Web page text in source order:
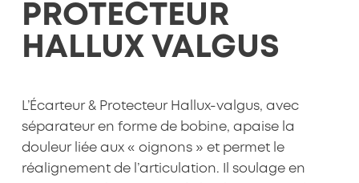
PROTECTEUR
HALLUX VALGUS
L’Écarteur & Protecteur Hallux-valgus, avec
séparateur en forme de bobine, apaise la
douleur liée aux « oignons » et permet le
réalignement de l’articulation. Il soulage en